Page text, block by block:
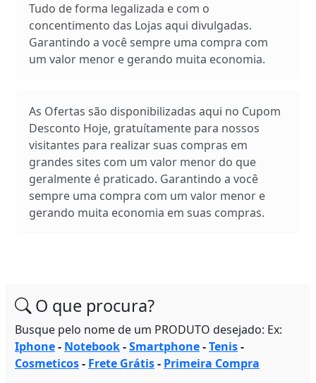
Tudo de forma legalizada e com o
concentimento das Lojas aqui divulgadas.
Garantindo a você sempre uma compra com
um valor menor e gerando muita economia.
As Ofertas são disponibilizadas aqui no Cupom
Desconto Hoje, gratuítamente para nossos
visitantes para realizar suas compras em
grandes sites com um valor menor do que
geralmente é praticado. Garantindo a você
sempre uma compra com um valor menor e
gerando muita economia em suas compras.
O que procura?
Busque pelo nome de um PRODUTO desejado: Ex:
Iphone- Notebook-Smartphone-Tenis-
Cosmeticos- Frete Grátis- Primeira Compra